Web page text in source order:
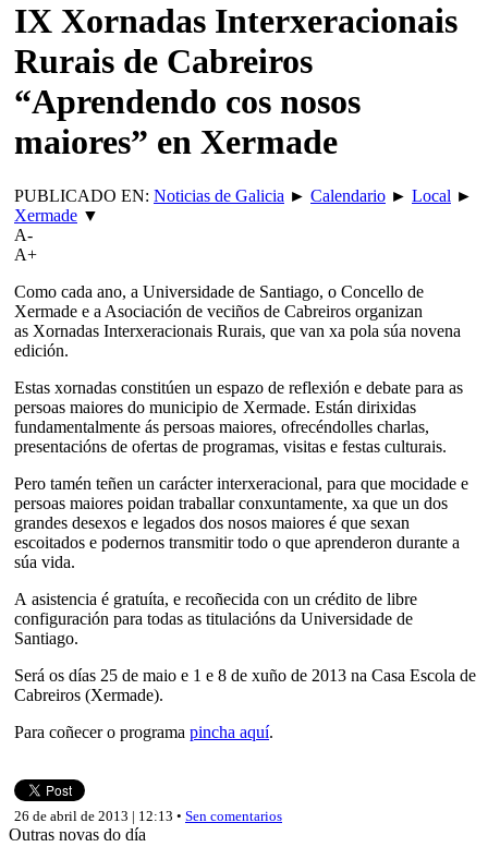
IX Xornadas Interxeracionais
Rurais de Cabreiros
“Aprendendo cos nosos
maiores” en Xermade
PUBLICADO EN: Noticias de Galicia ► Calendario ► Local ►
Xermade ▼
A-
A+
Como cada ano, a Universidade de Santiago, o Concello de
Xermade e a Asociación de veciños de Cabreiros organizan
as Xornadas Interxeracionais Rurais, que van xa pola súa novena
edición.
Estas xornadas constitúen un espazo de reflexión e debate para as
persoas maiores do municipio de Xermade. Están dirixidas
fundamentalmente ás persoas maiores, ofrecéndolles charlas,
presentacións de ofertas de programas, visitas e festas culturais.
Pero tamén teñen un carácter interxeracional, para que mocidade e
persoas maiores poidan traballar conxuntamente, xa que un dos
grandes desexos e legados dos nosos maiores é que sexan
escoitados e podernos transmitir todo o que aprenderon durante a
súa vida.
A asistencia é gratuíta, e recoñecida con un crédito de libre
configuración para todas as titulacións da Universidade de
Santiago.
Será os días 25 de maio e 1 e 8 de xuño de 2013 na Casa Escola de
Cabreiros (Xermade).
Para coñecer o programa pincha aquí.
26 de abril de 2013 | 12:13 • Sen comentarios
Outras novas do día